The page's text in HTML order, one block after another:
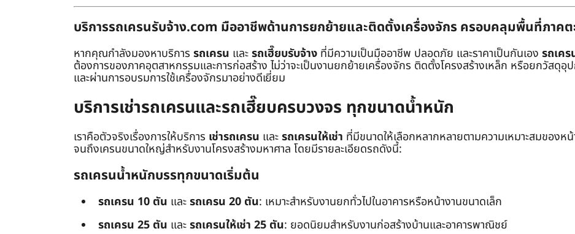
บริการรถเครนรับจ้าง.com มืออาชีพด้านการยกย้ายและติดตั้งเครื่องจักร ครอบคลุมพื้นที่ภาค
หากคุณกำลังมองหาบริการ รถเครน และรถเฮี๊ยบรับจ้าง ที่มีความเป็นมืออาชีพ ปลอดภัย และราคาเป็นกันเอง รถเค
ต้องการของภาคอุตสาหกรรมและการก่อสร้าง ไม่ว่าจะเป็นงานยกย้ายเครื่องจักร ติดตั้งโครงสร้างเหล็ก หรือยกวัสดุ
และผ่านการอบรมการใช้เครื่องจักรมาอย่างดีเยี่ยม
บริการเช่ารถเครนและรถเฮี๊ยบครบวงจร ทุกขนาดน้ำหนัก
เราคือตัวจริงเรื่องการให้บริการ เช่ารถเครน และรถเครนให้เช่า ที่มีขนาดให้เลือกหลากหลายตามความเหมาะสมของ
จนถึงเครนขนาดใหญ่สำหรับงานโครงสร้างมหาศาล โดยมีรายละเอียดรถดังนี้:
รถเครนน้ำหนักบรรทุกขนาดเริ่มต้น
รถเครน 10 ตัน และรถเครน 20 ตัน: เหมาะสำหรับงานยกทั่วไปในอาคารหรือหน้างานขนาดเล็ก
รถเครน 25 ตัน และรถเครนให้เช่า 25 ตัน: ยอดนิยมสำหรับงานก่อสร้างบ้านและอาคารพาณิชย์